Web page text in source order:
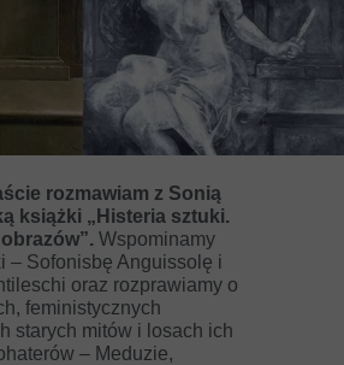
rozmawiam z Sonią
książki „Histeria sztuki.
Wspominamy
– Sofonisbę Anguissolę i
oraz rozprawiamy o
feministycznych
starych mitów i losach ich
– Meduzie,